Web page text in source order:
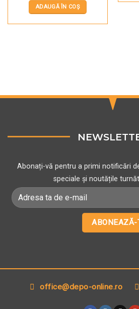
ADAUGĂ ÎN COȘ
Abonați-vă pentru a primi notificări
speciale și noutățile
office@depo-online.ro